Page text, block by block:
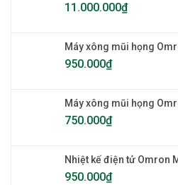
11.000.000₫
Máy xông mũi họng
950.000₫
Máy xông mũi họng
750.000₫
Nhiệt kế điện tử Omron
950.000₫